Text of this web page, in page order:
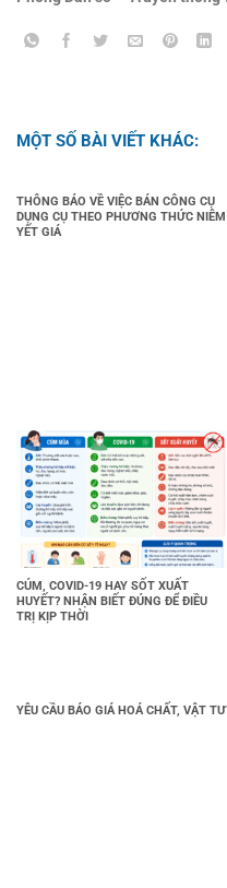
MỘT SỐ BÀI VIẾT KHÁC:
THÔNG BÁO VỀ VIỆC BÁN CÔNG CỤ
DỤNG CỤ THEO PHƯƠNG THỨC NIÊM
YẾT GIÁ
CÚM, COVID-19 HAY SỐT XUẤT
HUYẾT? NHẬN BIẾT ĐÚNG ĐỂ ĐIỀU
TRỊ KỊP THỜI
YÊU CẦU BÁO GIÁ HOÁ CHẤT, VẬT TƯ